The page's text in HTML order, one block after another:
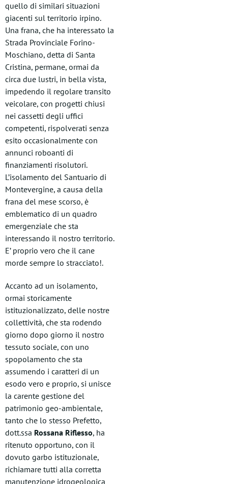
quello di similari situazioni
giacenti sul territorio irpino.
Una frana, che ha interessato la
Strada Provinciale Forino-
Moschiano, detta di Santa
Cristina, permane, ormai da
circa due lustri, in bella vista,
impedendo il regolare transito
veicolare, con progetti chiusi
nei cassetti degli uffici
competenti, rispolverati senza
esito occasionalmente con
annunci roboanti di
finanziamenti risolutori.
L’isolamento del Santuario di
Montevergine, a causa della
frana del mese scorso, è
emblematico di un quadro
emergenziale che sta
interessando il nostro territorio.
E’ proprio vero che il cane
morde sempre lo stracciato!.
Accanto ad un isolamento,
ormai storicamente
istituzionalizzato, delle nostre
collettività, che sta rodendo
giorno dopo giorno il nostro
tessuto sociale, con uno
spopolamento che sta
assumendo i caratteri di un
esodo vero e proprio, si unisce
la carente gestione del
patrimonio geo-ambientale,
tanto che lo stesso Prefetto,
dott.ssa Rossana Riflesso, ha
ritenuto opportuno, con il
dovuto garbo istituzionale,
richiamare tutti alla corretta
manutenzione idrogeologica